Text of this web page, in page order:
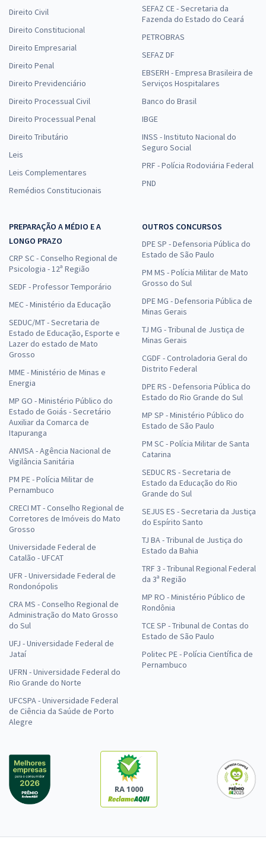
Direito Civil
Direito Constitucional
Direito Empresarial
Direito Penal
Direito Previdenciário
Direito Processual Civil
Direito Processual Penal
Direito Tributário
Leis
Leis Complementares
Remédios Constitucionais
SEFAZ CE - Secretaria da
Fazenda do Estado do Ceará
PETROBRAS
SEFAZ DF
EBSERH - Empresa Brasileira de
Serviços Hospitalares
Banco do Brasil
IBGE
INSS - Instituto Nacional do
Seguro Social
PRF - Polícia Rodoviária Federal
PND
PREPARAÇÃO A MÉDIO E A
LONGO PRAZO
CRP SC - Conselho Regional de
Psicologia - 12ª Região
SEDF - Professor Temporário
MEC - Ministério da Educação
SEDUC/MT - Secretaria de
Estado de Educação, Esporte e
Lazer do estado de Mato
Grosso
MME - Ministério de Minas e
Energia
MP GO - Ministério Público do
Estado de Goiás - Secretário
Auxiliar da Comarca de
Itapuranga
ANVISA - Agência Nacional de
Vigilância Sanitária
PM PE - Polícia Militar de
Pernambuco
CRECI MT - Conselho Regional de
Corretores de Imóveis do Mato
Grosso
Universidade Federal de
Catalão - UFCAT
UFR - Universidade Federal de
Rondonópolis
CRA MS - Conselho Regional de
Administração do Mato Grosso
do Sul
UFJ - Universidade Federal de
Jataí
UFRN - Universidade Federal do
Rio Grande do Norte
UFCSPA - Universidade Federal
de Ciência da Saúde de Porto
Alegre
OUTROS CONCURSOS
DPE SP - Defensoria Pública do
Estado de São Paulo
PM MS - Polícia Militar de Mato
Grosso do Sul
DPE MG - Defensoria Pública de
Minas Gerais
TJ MG - Tribunal de Justiça de
Minas Gerais
CGDF - Controladoria Geral do
Distrito Federal
DPE RS - Defensoria Pública do
Estado do Rio Grande do Sul
MP SP - Ministério Público do
Estado de São Paulo
PM SC - Polícia Militar de Santa
Catarina
SEDUC RS - Secretaria de
Estado da Educação do Rio
Grande do Sul
SEJUS ES - Secretaria da Justiça
do Espírito Santo
TJ BA - Tribunal de Justiça do
Estado da Bahia
TRF 3 - Tribunal Regional Federal
da 3ª Região
MP RO - Ministério Público de
Rondônia
TCE SP - Tribunal de Contas do
Estado de São Paulo
Politec PE - Polícia Científica de
Pernambuco
RA 1000